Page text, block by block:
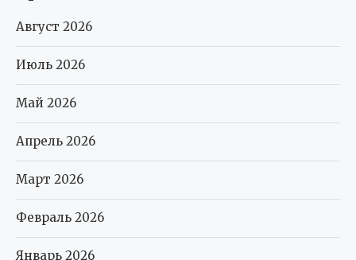
Август 2026
Июль 2026
Май 2026
Апрель 2026
Март 2026
Февраль 2026
Январь 2026